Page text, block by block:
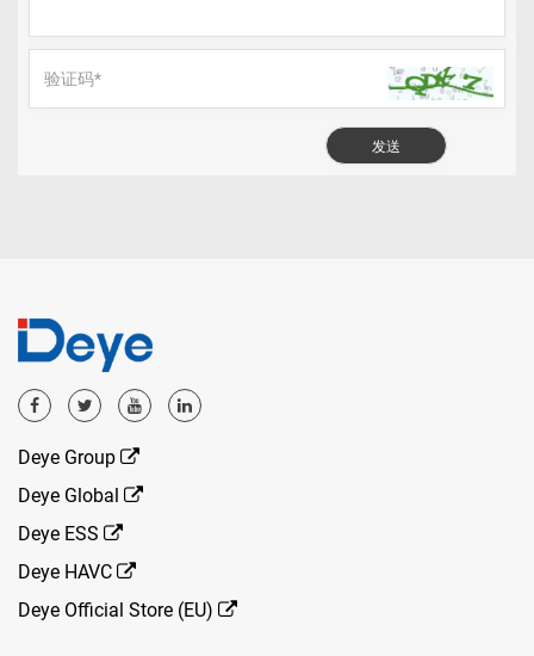
Deye Group
Deye Global
Deye ESS
Deye HAVC
Deye Official Store (EU)